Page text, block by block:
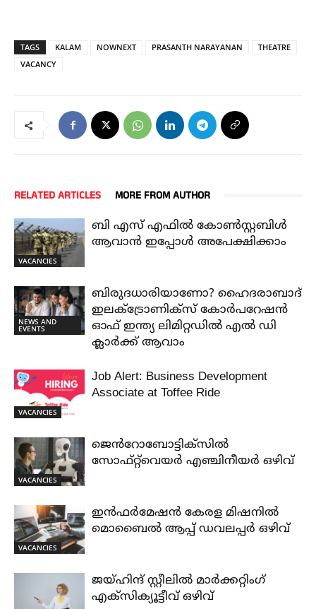
TAGS KALAM NOWNEXT PRASANTH NARAYANAN
THEATRE
VACANCY
RELATED ARTICLES MORE FROM AUTHOR
VACANCIES
ബി എസ് എഫിൽ കോൺസ്റ്റബിൾ
ആവാൻ ഇപ്പോൾ അപേക്ഷിക്കാം
NEWS AND
EVENTS
ബിരുദധാരിയാണോ? ഹൈദരാബാദ്
ഇലക്ട്രോണിക്സ് കോർപറേഷൻ
ഓഫ് ഇന്ത്യ ലിമിറ്റഡിൽ എൽ ഡി
ക്ലാർക്ക് ആവാം
VACANCIES
Job Alert: Business Development
Associate at Toffee Ride
VACANCIES
ജെൻറോബോട്ടിക്സിൽ
സോഫ്റ്റ്‌വെയർ എഞ്ചിനീയർ ഒഴിവ്
VACANCIES
ഇൻഫർമേഷൻ കേരള മിഷനിൽ
മൊബൈൽ ആപ്പ് ഡവലപ്പർ ഒഴിവ്
ജയ്‌ഹിന്ദ്‌ സ്റ്റീലിൽ മാർക്കറ്റിംഗ്
എക്സിക്യൂട്ടീവ് ഒഴിവ്